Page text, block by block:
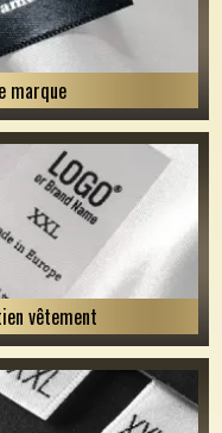
marque
vêtement